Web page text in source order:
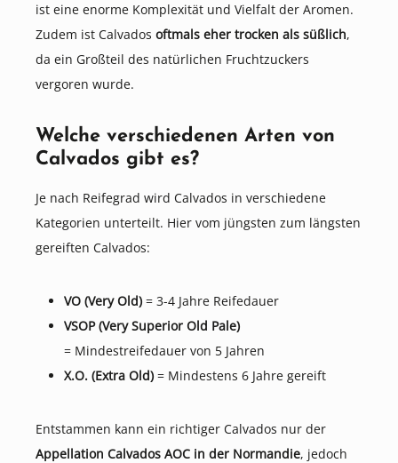
ist eine enorme Komplexität und Vielfalt der Aromen.
Zudem ist Calvados oftmals eher trocken als süßlich,
da ein Großteil des natürlichen Fruchtzuckers
vergoren wurde.
Welche verschiedenen Arten von
Calvados gibt es?
Je nach Reifegrad wird Calvados in verschiedene
Kategorien unterteilt. Hier vom jüngsten zum längsten
gereiften Calvados:
VO (Very Old) = 3-4 Jahre Reifedauer
VSOP (Very Superior Old Pale)
= Mindestreifedauer von 5 Jahren
X.O. (Extra Old) = Mindestens 6 Jahre gereift
Entstammen kann ein richtiger Calvados nur der
Appellation Calvados AOC in der Normandie, jedoch